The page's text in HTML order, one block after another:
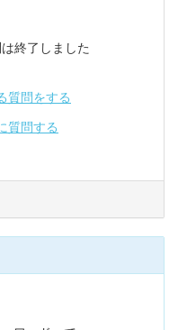
終了しました
質問をする
質問する